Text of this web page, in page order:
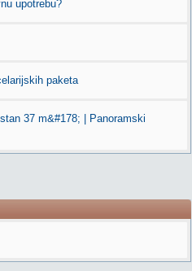
upotrebu?
paketa
37 m&#178; | Panoramski